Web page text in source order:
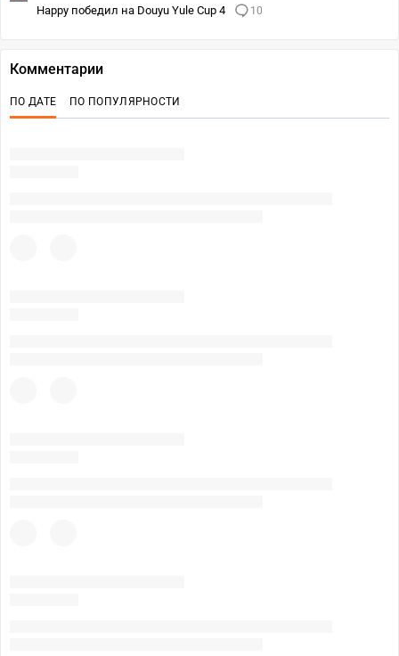
Happy победил на Douyu Yule Cup 4
10
Комментарии
ПО ДАТЕ ПО ПОПУЛЯРНОСТИ